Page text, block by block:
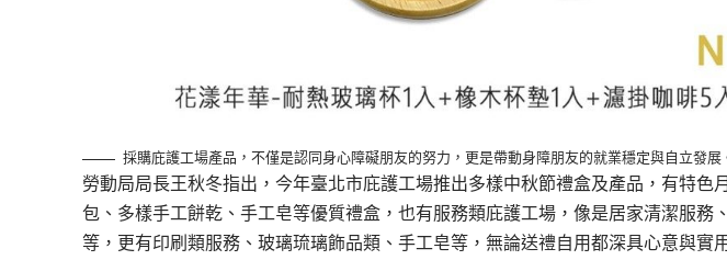
採購庇護工場產品，不僅是認同身心障礙朋友的努力，更是帶動身障朋友的就業穩定與自立發展
勞動局局長王秋冬指出，今年臺北市庇護工場推出多樣中秋節禮盒及產品，有特色
包、多樣手工餅乾、手工皂等優質禮盒，也有服務類庇護工場，像是居家清潔服務
等，更有印刷類服務、玻璃琉璃飾品類、手工皂等，無論送禮自用都深具心意與實